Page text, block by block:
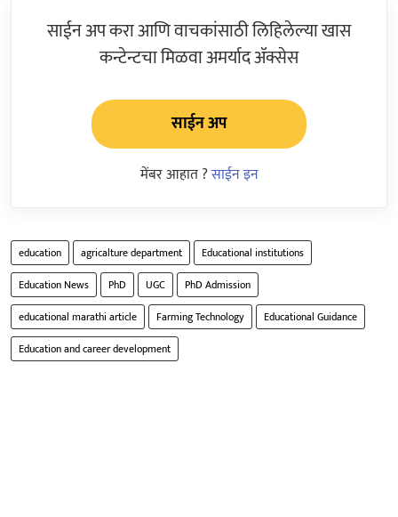
साईन अप करा आणि वाचकांसाठी लिहिलेल्या खास
कन्टेन्टचा मिळवा अमर्याद ॲक्सेस
साईन अप
मेंबर आहात ?साईन इन
education agricalture department
Educational institutions
Education News
PhD UGC
PhD Admission
educational marathi article
Farming Technology
Educational Guidance
Education and career development